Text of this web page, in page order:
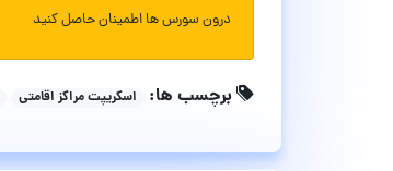
درون سورس ها اطمینان حاصل کنید
برچسب ها: اسکریپت مراکز اقامتی